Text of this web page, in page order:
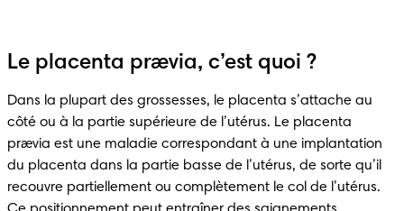
Le placenta prævia, c’est quoi ?
Dans la plupart des grossesses, le placenta s’attache au
côté ou à la partie supérieure de l’utérus. Le placenta
prævia est une maladie correspondant à une implantation
du placenta dans la partie basse de l’utérus, de sorte qu’il
recouvre partiellement ou complètement le col de l’utérus.